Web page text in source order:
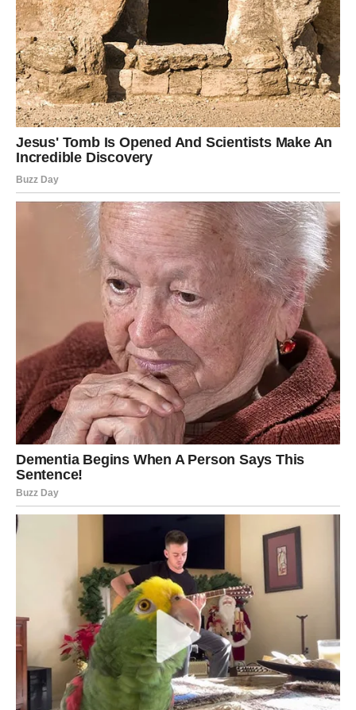
što jeste.
Devica – Emocije koje su tiho
rasle izlaze na videlo
Device danas mogu biti iznenađene sopstvenim
osećanjima. Vi ste navikli da analizirate, alidanas srce
U vezi – razgovor donosi razumevanje i planove za
Slobodne Device mogu osetitiemocionalni klik sa
osobom koja im je do sada bila „samo prijatelj“.
jasnoća u srcu.
Vaga – Ravnoteža se vraća
kroz ljubav
Vage danas osećaju unutrašnji mir. Ljubav dolazi tiho, ali
sigurno.
U vezi – harmonija i nežnost.
Slobodne Vage mogu doživetisusret koji deluje
sudbinski
Čudo dana:osećaj da niste sami u onome što osećate.
Škorpija – Emocionalni
preokret koji leči
Škorpije danas mogu doživetiveliki emotivni preokret.